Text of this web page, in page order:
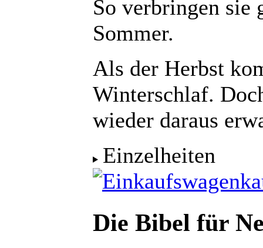
So verbringen sie
Sommer.
Als der Herbst
Winterschlaf.
wieder daraus
Einzelheiten
Die Bibel für